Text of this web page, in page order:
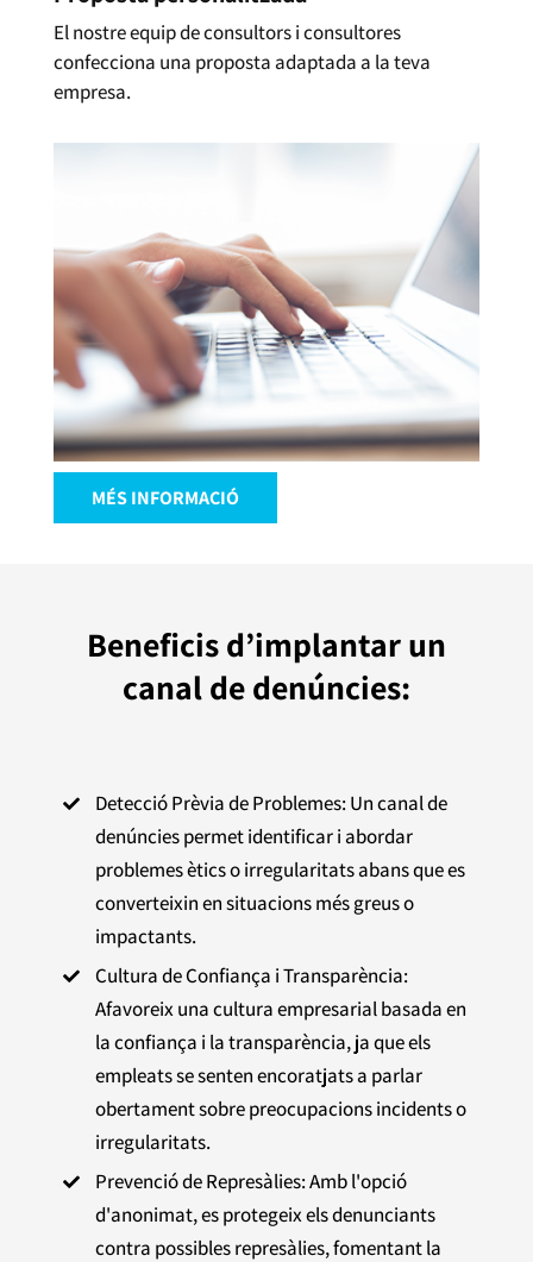
El nostre equip de consultors i consultores
confecciona una proposta adaptada a la teva
empresa.
MÉS INFORMACIÓ
Beneficis d’implantar un
canal de denúncies:

Detecció Prèvia de Problemes: Un canal de
denúncies permet identificar i abordar
problemes ètics o irregularitats abans que es
converteixin en situacions més greus o
impactants.

Cultura de Confiança i Transparència:
Afavoreix una cultura empresarial basada en
la confiança i la transparència, ja que els
empleats se senten encoratjats a parlar
obertament sobre preocupacions incidents o
irregularitats.

Prevenció de Represàlies: Amb l'opció
d'anonimat, es protegeix els denunciants
contra possibles represàlies, fomentant la